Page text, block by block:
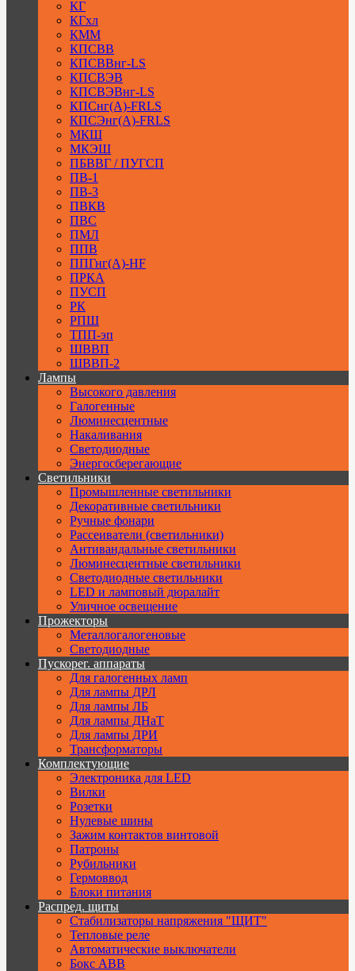
КГ
КГхл
КММ
КПСВВ
КПСВВнг-LS
КПСВЭВ
КПСВЭВнг-LS
КПСнг(А)-FRLS
КПСЭнг(А)-FRLS
МКШ
МКЭШ
ПБВВГ / ПУГСП
ПВ-1
ПВ-3
ПВКВ
ПВС
ПМЛ
ППВ
ППГнг(А)-HF
ПРКА
ПУСП
РК
РПШ
ТПП-эп
ШВВП
ШВВП-2
Лампы
Высокого давления
Галогенные
Люминесцентные
Накаливания
Светодиодные
Энергосберегающие
Светильники
Промышленные светильники
Декоративные светильники
Ручные фонари
Рассеиватели (светильники)
Антивандальные светильники
Люминесцентные светильники
Cветодиодные светильники
LED и ламповый дюралайт
Уличное освещение
Прожекторы
Металлогалогеновые
Светодиодные
Пускорег. аппараты
Для галогенных ламп
Для лампы ДРЛ
Для лампы ЛБ
Для лампы ДНаТ
Для лампы ДРИ
Трансформаторы
Комплектующие
Электроника для LED
Вилки
Розетки
Нулевые шины
Зажим контактов винтовой
Патроны
Рубильники
Гермоввод
Блоки питания
Распред. щиты
Стабилизаторы напряжения "ЩИТ"
Тепловые реле
Автоматические выключатели
Бокс ABB